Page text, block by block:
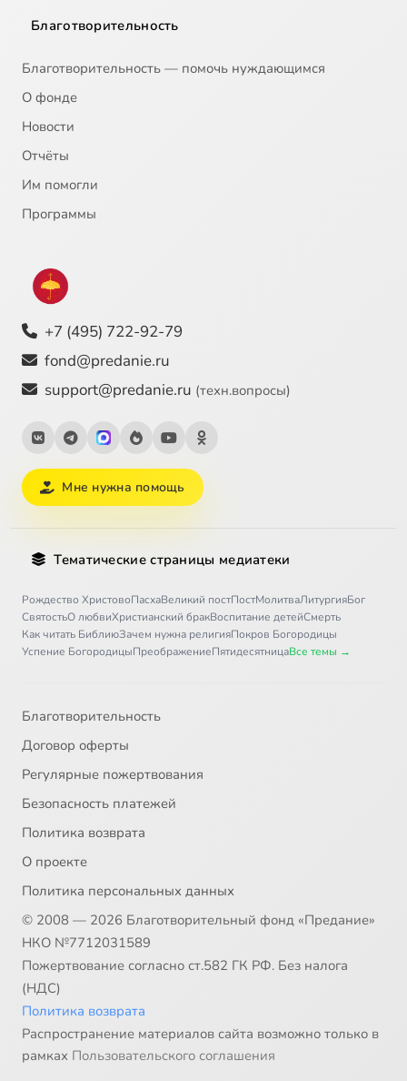
Благотворительность
Благотворительность — помочь нуждающимся
О фонде
Новости
Отчёты
Им помогли
Программы
+7 (495) 722-92-79
fond@predanie.ru
support@predanie.ru (техн.вопросы)
Мне нужна помощь
Тематические страницы медиатеки
Рождество ХристовоПасхаВеликий постПостМолитваЛитургияБог
СвятостьО любвиХристианский бракВоспитание детейСмерть
Как читать БиблиюЗачем нужна религияПокров Богородицы
Успение БогородицыПреображениеПятидесятницаВсе темы →
Благотворительность
Договор оферты
Регулярные пожертвования
Безопасность платежей
Политика возврата
О проекте
Политика персональных данных
© 2008 — 2026 Благотворительный фонд «Предание»
НКО №7712031589
Пожертвование согласно ст.582 ГК РФ. Без налога
(НДС)
Политика возврата
Распространение материалов сайта возможно только в
рамках Пользовательского соглашения